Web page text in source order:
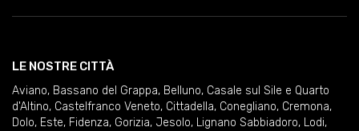
LE NOSTRE CITTÀ
Aviano, Bassano del Grappa, Belluno, Casale sul Sile e Quarto
d'Altino, Castelfranco Veneto, Cittadella, Conegliano, Cremona,
Dolo, Este, Fidenza, Gorizia, Jesolo, Lignano Sabbiadoro, Lodi,